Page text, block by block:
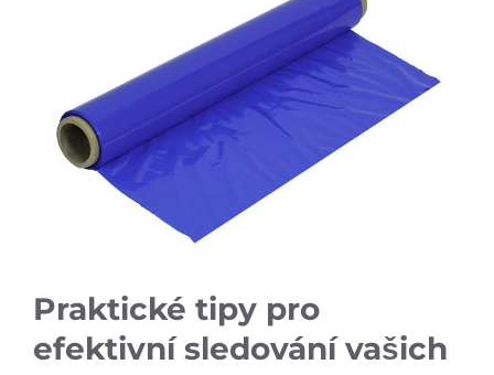
Praktické tipy pro
efektivní sledování vašich